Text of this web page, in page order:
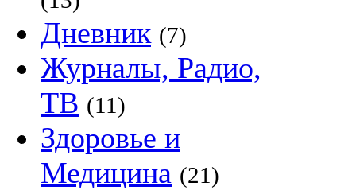
Дневник (7)
Журналы, Радио,
ТВ (11)
Здоровье и
Медицина (21)